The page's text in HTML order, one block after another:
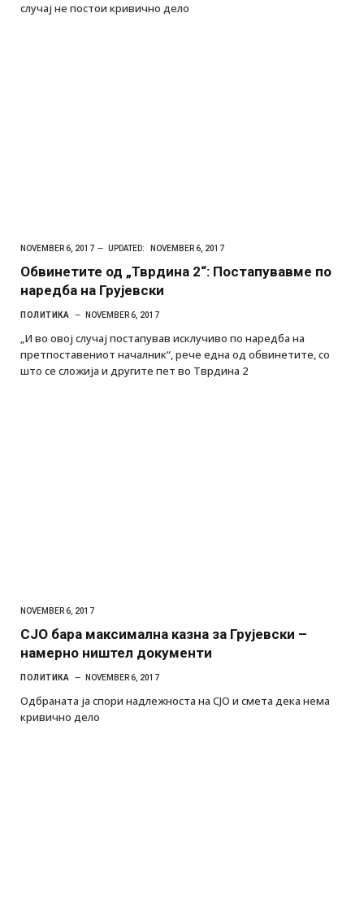
случај не постои кривично дело
NOVEMBER 6, 2017 UPDATED: NOVEMBER 6, 2017
Обвинетите од „Тврдина 2“: Постапувавме по
наредба на Грујевски
ПОЛИТИКА NOVEMBER 6, 2017
„И во овој случај постапував исклучиво по наредба на
претпоставениот началник“, рече една од обвинетите, со
што се сложија и другите пет во Тврдина 2
NOVEMBER 6, 2017
СЈО бара максимална казна за Грујевски –
намерно ништел документи
ПОЛИТИКА NOVEMBER 6, 2017
Одбраната ја спори надлежноста на СЈО и смета дека нема
кривично дело